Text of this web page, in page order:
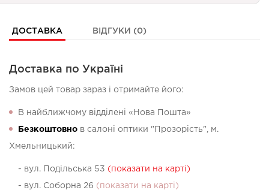
ДОСТАВКА ВІДГУКИ (0)
Доставка по Україні
Замов цей товар зараз і отримайте його:
В найближчому відділені «Нова Пошта»
Безкоштовно в салоні оптики "Прозорість", м.
Хмельницький:
- вул. Подільська 53 (показати на карті)
- вул. Соборна 26 (показати на карті)